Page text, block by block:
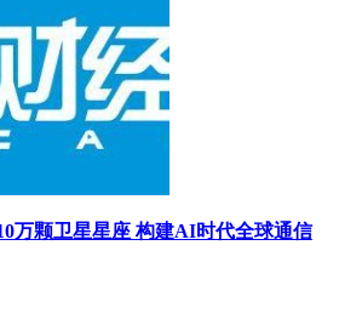
万颗卫星星座 构建AI时代全球通信